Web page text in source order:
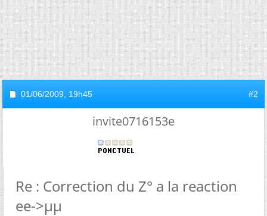
01/06/2009, 19h45 #2
invite0716153e
Re : Correction du Z° a la reaction
ee->µµ